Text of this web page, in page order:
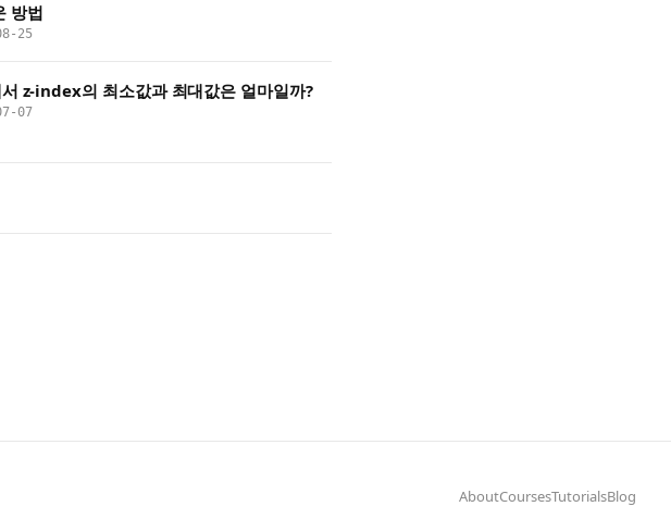
방법
25
서 z-index의 최소값과 최대값은 얼마일까?
07
AboutCoursesTutorialsBlog